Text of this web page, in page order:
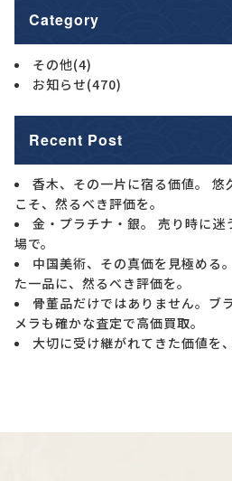
Category
その他(4)
お知らせ(470)
Recent Post
香木、その一片に宿る価値。 悠
こそ、然るべき評価を。
金・プラチナ・銀。 売り時に
場で。
中国美術、その真価を見極める
た一品に、然るべき評価を。
骨董品だけではありません。ブ
メラも確かな査定で高価買取。
大切に受け継がれてきた価値を